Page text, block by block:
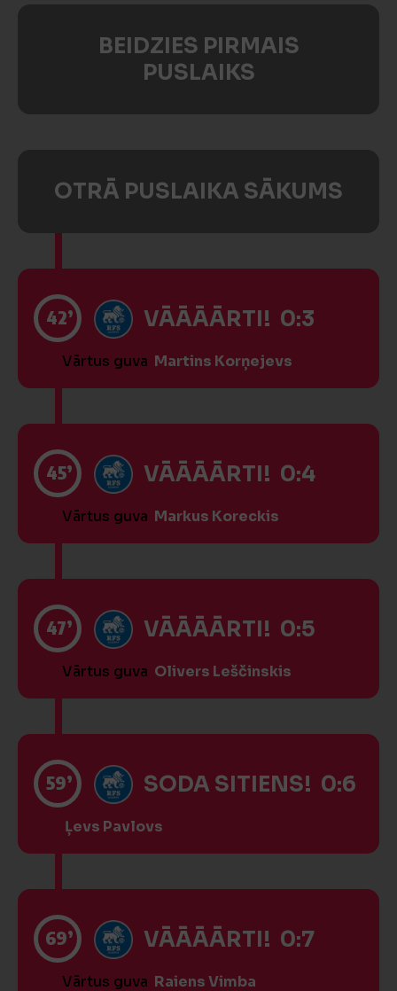
BEIDZIES PIRMAIS
PUSLAIKS
OTRĀ PUSLAIKA SĀKUMS
42’ VĀĀĀĀRTI! 0:3
Vārtus guva Martins Korņejevs
45’ VĀĀĀĀRTI! 0:4
Vārtus guva Markus Koreckis
47’ VĀĀĀĀRTI! 0:5
Vārtus guva Olivers Leščinskis
59’ SODA SITIENS! 0:6
Ļevs Pavlovs
69’ VĀĀĀĀRTI! 0:7
Vārtus guva Raiens Vimba